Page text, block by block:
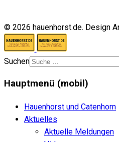
© 2026 hauenhorst.de. Design
Suchen
Hauptmenü (mobil)
Hauenhorst und Catenhorn
Aktuelles
Aktuelle Meldungen